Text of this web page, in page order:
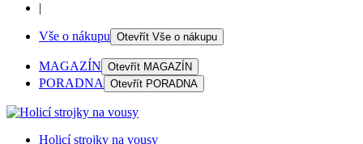
|
Vše o nákupu Otevřít Vše o nákupu
MAGAZÍN Otevřít MAGAZÍN
PORADNA Otevřít PORADNA
Holicí strojky na vousy